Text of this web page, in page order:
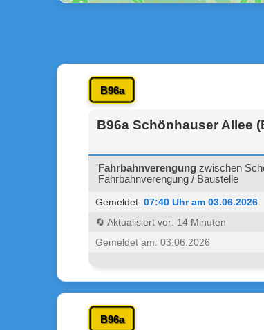
B96a
B96a Schönhauser Allee
Fahrbahnverengung zwischen
Fahrbahnverengung / Baustelle
Gemeldet: 07:40 Uhr am 03.06.2026
🔄 Aktualisiert vor: 14 Minuten
Gemeldet am: 03.06.2026
B96a